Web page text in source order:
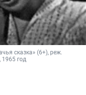
сказка» (6+), реж.
1965 год